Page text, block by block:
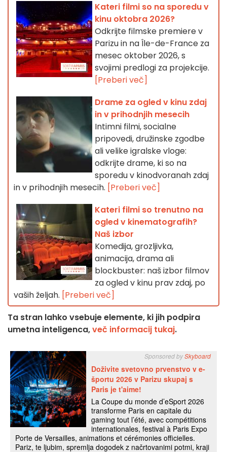
Kateri filmi so na sporedu v
kinu oktobra 2026?
Odkrijte filmske premiere v
Parizu in na Île-de-France za
mesec oktober 2026, s
svojimi predlogi za projekcije.
[Preberi več]
Drame za ogled v kinu zdaj
in v prihodnjih mesecih
Intimni filmi, socialne
pripovedi, družinske zgodbe
ali velike igralske vloge:
odkrijte drame, ki so na
sporedu v kinodvoranah zdaj
in v prihodnjih mesecih. [Preberi več]
Kateri filmi so trenutno na
ogled v kinematografih?
Naš izbor
Komedija, grozljivka,
animacija, drama ali
blockbuster: naš izbor filmov
za ogled v kinu prav zdaj, po
vaših željah. [Preberi več]
Ta stran lahko vsebuje elemente, ki jih podpira
umetna inteligenca,več informacij tukaj.